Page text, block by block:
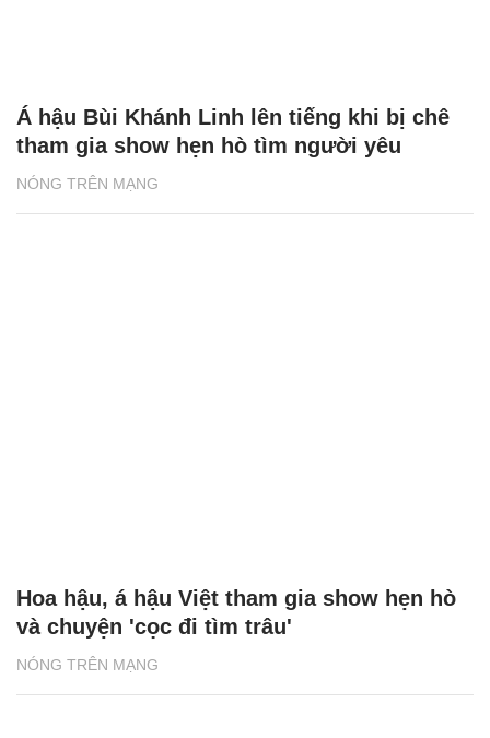
NÓNG TRÊN MẠNG
Á hậu Bùi Khánh Linh lên tiếng khi bị chê
tham gia show hẹn hò tìm người yêu
NÓNG TRÊN MẠNG
Hoa hậu, á hậu Việt tham gia show hẹn hò
và chuyện 'cọc đi tìm trâu'